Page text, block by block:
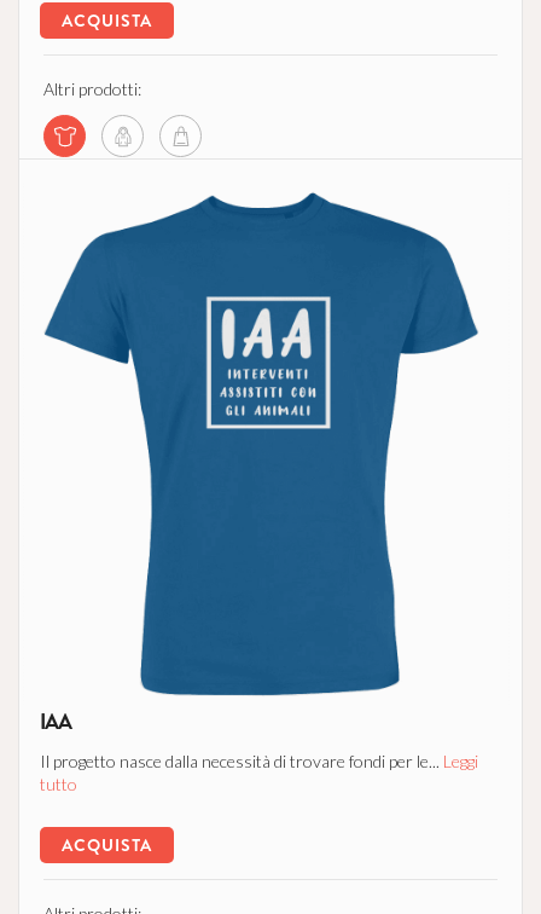
ACQUISTA
Altri prodotti:
IAA
Il progetto nasce dalla necessità di trovare fondi per le... Leggi
tutto
ACQUISTA